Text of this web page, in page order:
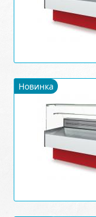
Новинка